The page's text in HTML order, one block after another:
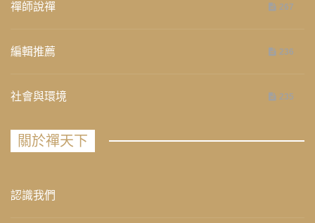
禪師說禪 267
編輯推薦 236
社會與環境 235
關於禪天下
認識我們